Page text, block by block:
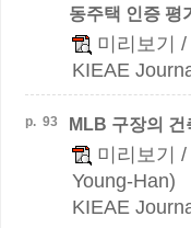
동주택 인증 평
미리보기 /
KIEAE
p. 93 MLB 구장의 건
미리보기 /
Young-Han)
KIEAE